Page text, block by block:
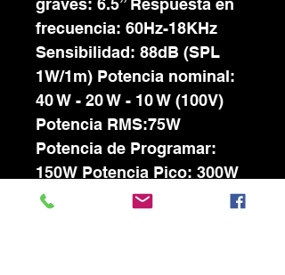
graves: 6.5” Respuesta en
frecuencia: 60Hz-18KHz
Sensibilidad: 88dB (SPL
1W/1m) Potencia nominal:
40 W - 20 W - 10 W (100V)
Potencia RMS:75W
Potencia de Programar:
150W Potencia Pico: 300W
Material de cono de Woofer: